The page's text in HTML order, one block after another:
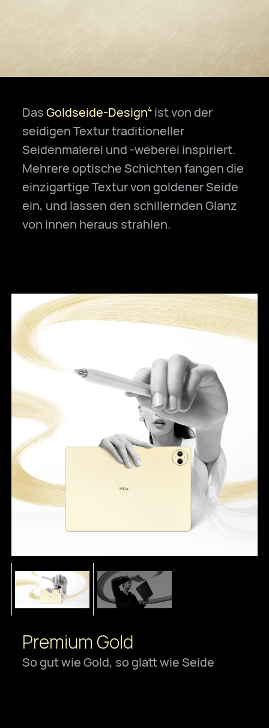
DasGoldseide-Design4 ist von der
seidigen Textur traditioneller
Seidenmalerei und -weberei inspiriert.
Mehrere optische Schichten fangen die
einzigartige Textur von goldener Seide
ein, und lassen den schillernden Glanz
von innen heraus strahlen.
Premium Gold
So gut wie Gold, so glatt wie Seide